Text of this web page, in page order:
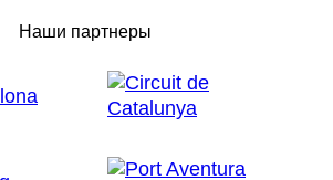
Наши партнеры